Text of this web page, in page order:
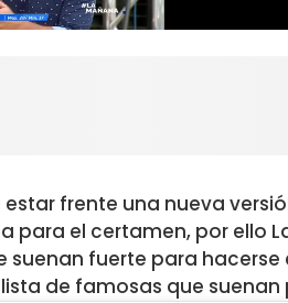
frente una nueva
para el certamen, por ello
fuerte para
de famosas que